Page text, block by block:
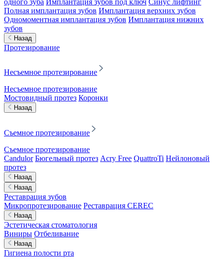
одного зуба Имплантация зубов под ключ Синус лифтинг
Полная имплантация зубов Имплантация верхних зубов
Одномоментная имплантация зубов Имплантация нижних
зубов
Назад
Протезирование
Несъемное протезирование
Несъемное протезирование
Мостовидный протез Коронки
Назад
Съемное протезирование
Съемное протезирование
Candulor Бюгельный протез Acry Free QuattroTi Нейлоновый
протез
Назад
Назад
Реставрация зубов
Микропротезирование Реставрация CEREC
Назад
Эстетическая стоматология
Виниры Отбеливание
Назад
Гигиена полости рта